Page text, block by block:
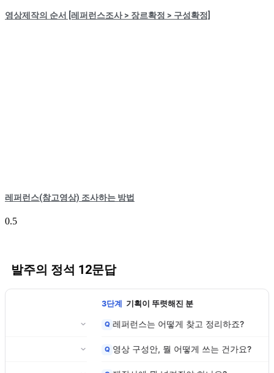
영상제작의 순서 [레퍼런스조사 > 장르확정 > 구성확정]
레퍼런스(참고영상) 조사하는 방법
발주의 정석 12문답
기획이 뚜렷해진 분
레퍼런스는 어떻게 찾고 정리하죠?
영상 구성안, 뭘 어떻게 쓰는 건가요?